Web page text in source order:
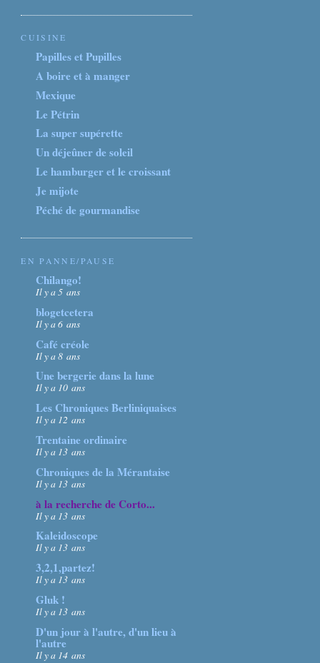
CUISINE
Papilles et Pupilles
A boire et à manger
Mexique
Le Pétrin
La super supérette
Un déjeûner de soleil
Le hamburger et le croissant
Je mijote
Péché de gourmandise
EN PANNE/PAUSE
Chilango!
Il y a 5 ans
blogetcetera
Il y a 6 ans
Café créole
Il y a 8 ans
Une bergerie dans la lune
Il y a 10 ans
Les Chroniques Berliniquaises
Il y a 12 ans
Trentaine ordinaire
Il y a 13 ans
Chroniques de la Mérantaise
Il y a 13 ans
à la recherche de Corto...
Il y a 13 ans
Kaleidoscope
Il y a 13 ans
3,2,1,partez!
Il y a 13 ans
Gluk !
Il y a 13 ans
D'un jour à l'autre, d'un lieu à
l'autre
Il y a 14 ans